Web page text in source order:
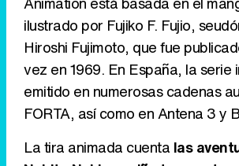
ilustrado por Fujiko F. Fujio,
Hiroshi Fujimoto, que fue
vez en 1969. En España, la serie
emitido en numerosas cadenas
FORTA, así como en Antena 3 y
La tira animada cuenta las